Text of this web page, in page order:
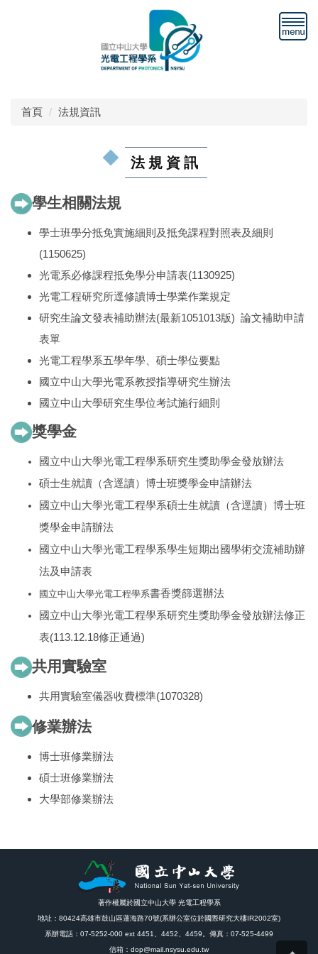
首頁 法規資訊
法規資訊
學生相關法規
學士班學分抵免實施細則及抵免課程對照表及細則
(1150625)
光電系必修課程抵免學分申請表(1130925)
光電工程研究所逕修讀博士學業作業規定
研究生論文發表補助辦法(最新1051013版) 論文補助申請
表單
光電工程學系五學年學、碩士學位要點
國立中山大學光電系教授指導研究生辦法
國立中山大學研究生學位考試施行細則
獎學金
國立中山大學光電工程學系研究生獎助學金發放辦法
碩士生就讀（含逕讀）博士班獎學金申請辦法
國立中山大學光電工程學系碩士生就讀（含逕讀）博士班
獎學金申請辦法
國立中山大學光電工程學系學生短期出國學術交流補助辦
法及申請表
國立中山大學光電工程學系書香獎篩選辦法
國立中山大學光電工程學系研究生獎助學金發放辦法修正
表(113.12.18修正通過)
共用實驗室
共用實驗室儀器收費標準(1070328)
修業辦法
博士班修業辦法
碩士班修業辦法
大學部修業辦法
著作權屬於國立中山大學 光電工程學系
地址：80424高雄市鼓山區蓮海路70號(系辦公室位於國際研究大樓IR2002室)
系辦電話：07-5252-000 ext 4451、4452、4459。傳真：07-525-4499
信箱：dop@mail.nsysu.edu.tw